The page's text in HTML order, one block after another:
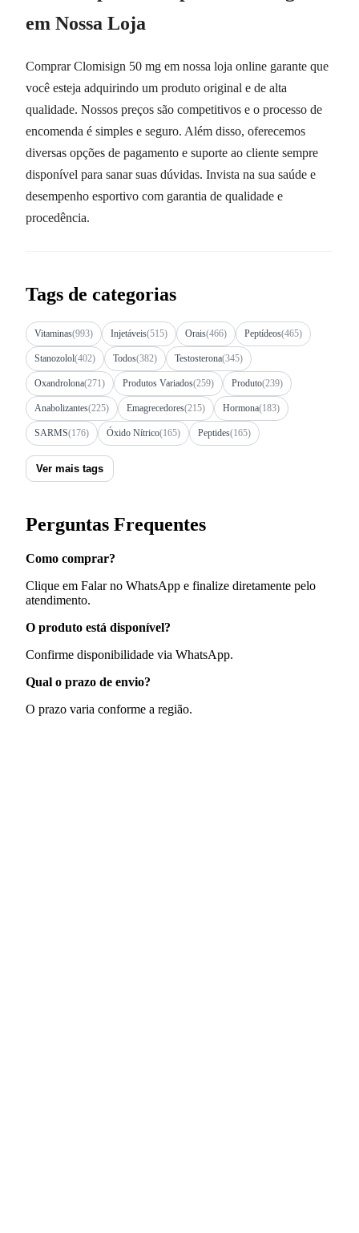
em Nossa Loja
Comprar Clomisign 50 mg em nossa loja online garante que
você esteja adquirindo um produto original e de alta
qualidade. Nossos preços são competitivos e o processo de
encomenda é simples e seguro. Além disso, oferecemos
diversas opções de pagamento e suporte ao cliente sempre
disponível para sanar suas dúvidas. Invista na sua saúde e
desempenho esportivo com garantia de qualidade e
procedência.
Tags de categorias
Vitaminas(993) Injetáveis(515) Orais(466) Peptídeos(465)
Stanozolol(402) Todos(382) Testosterona(345)
Oxandrolona(271) Produtos Variados(259) Produto(239)
Anabolizantes(225) Emagrecedores(215) Hormona(183)
SARMS(176) Óxido Nítrico(165) Peptides(165)
Ver mais tags
Perguntas Frequentes
Como comprar?
Clique em Falar no WhatsApp e finalize diretamente pelo
atendimento.
O produto está disponível?
Confirme disponibilidade via WhatsApp.
Qual o prazo de envio?
O prazo varia conforme a região.